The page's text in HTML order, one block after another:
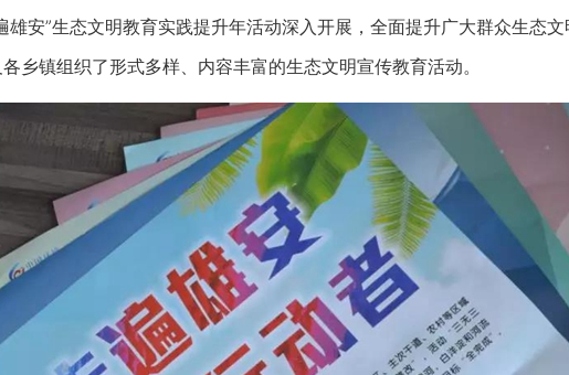
安”生态文明教育实践提升年活动深入开展，全面提升广大群众生态
乡镇组织了形式多样、内容丰富的生态文明宣传教育活动。